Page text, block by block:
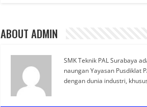
ABOUT ADMIN
SMK Teknik PAL Surabaya
naungan Yayasan Pusdiklat
dengan dunia industri,